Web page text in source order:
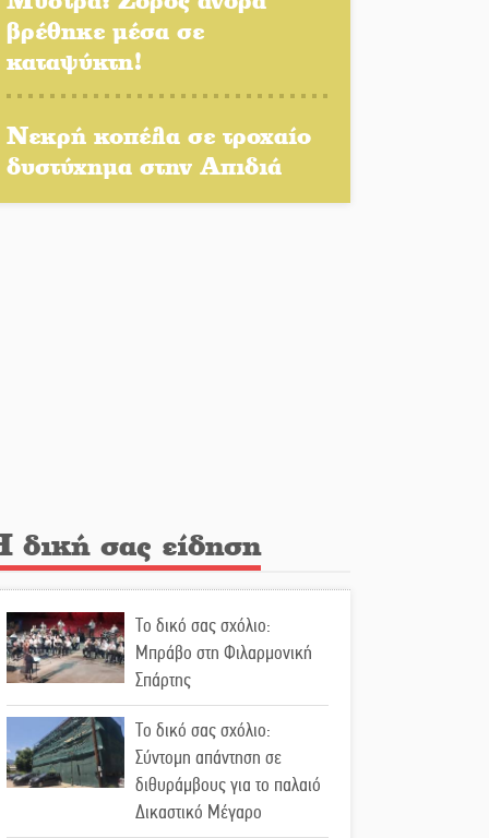
μετά από 20 χρόνια
νεκρό πατέρα στον
καταψύκτη
Το τελεφερίκ της
Μονεμβασιάς στο τραπέζι
του δημόσιου διαλόγου
Πολιτισμός και παράδοση
δίνουν ραντεβού στην
Αγόριανη
Η Σοχά ετοιμάζεται για ένα
δυναμικό καλοκαιρινό party
βρέθηκε μέσα σε
καταψύκτη!
Νεκρή κοπέλα σε τροχαίο
δυστύχημα στην Απιδιά
δική σας είδηση
Το δικό σας σχόλιο:
Μπράβο στη Φιλαρμονική
Σπάρτης
Το δικό σας σχόλιο:
Σύντομη απάντηση σε
διθυράμβους για το παλαιό
Δικαστικό Μέγαρο